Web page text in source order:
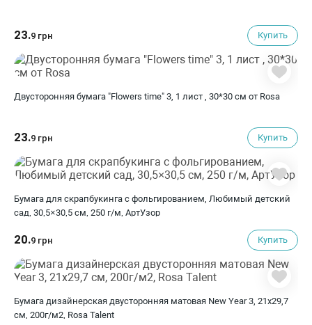
23.9 грн Купить
Двусторонняя бумага "Flowers time" 3, 1 лист , 30*30 см от Rosa
23.9 грн Купить
Бумага для скрапбукинга с фольгированием, Любимый детский
сад, 30,5×30,5 см, 250 г/м, АртУзор
20.9 грн Купить
Бумага дизайнерская двусторонняя матовая New Year 3, 21х29,7
см, 200г/м2, Rosa Talent